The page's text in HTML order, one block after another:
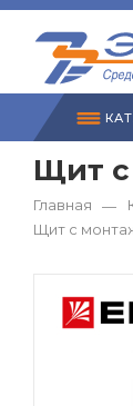
Щит с
Главная —
Щит с